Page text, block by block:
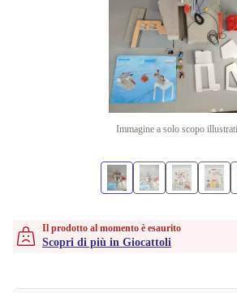
Immagine a solo scopo
Il prodotto al momento è esaurito
Scopri di più in Giocattoli